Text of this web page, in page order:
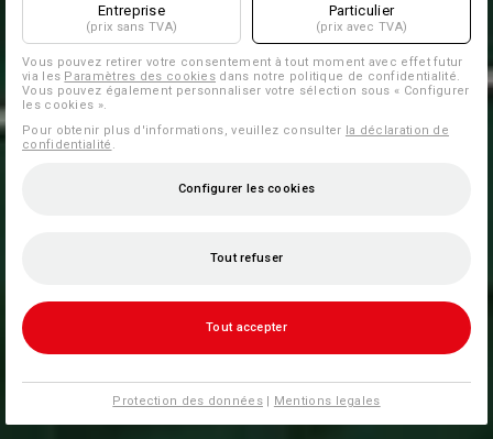
Entreprise
(prix sans TVA)
Particulier
(prix avec TVA)
Vous pouvez retirer votre consentement à tout moment avec effet futur
via les Paramètres des cookies dans notre politique de confidentialité.
Vous pouvez également personnaliser votre sélection sous « Configurer
les cookies ».
Pour obtenir plus d'informations, veuillez consulter la déclaration de
confidentialité .
Configurer les cookies
Tout refuser
Tout accepter
Protection des données| Mentions legales